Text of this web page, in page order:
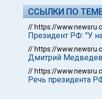
ССЫЛКИ ПО
// https://
Президент РФ: "У
// https://
Дмитрий Медведев
// https://
Речь президента